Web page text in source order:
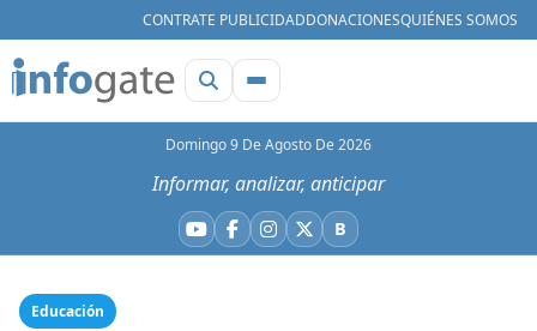
CONTRATE PUBLICIDADDONACIONESQUIÉNES SOMOS
Domingo 9 De Agosto De 2026
Informar, analizar, anticipar
YouTube
Facebook
Instagram
X BBluesky
Educación